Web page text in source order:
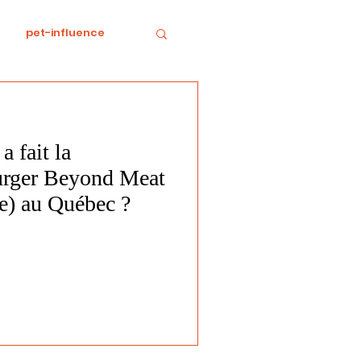
pet-influence
Food
fait la
Beyond Meat
au Québec ?